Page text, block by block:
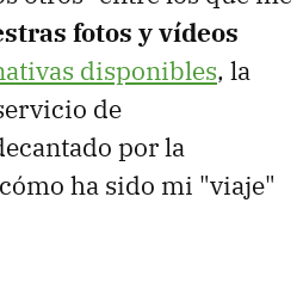
fotos y vídeos
disponibles, la
de
por la
ha sido mi "viaje"